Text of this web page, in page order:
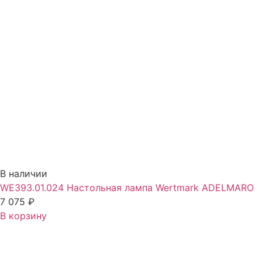
В наличии
WE393.01.024 Настольная лампа Wertmark ADELMARO
7 075 ₽
В корзину